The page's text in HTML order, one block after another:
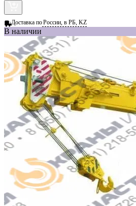
Доставка поРоссии, в РБ, KZ
В наличии